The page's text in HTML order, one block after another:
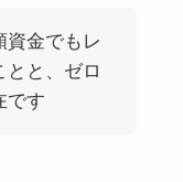
資金でもレ
とと、ゼロ
です